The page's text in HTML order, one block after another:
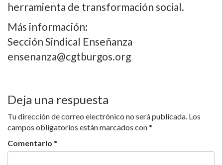
herramienta de transformación social.
Más información:
Sección Sindical Enseñanza
ensenanza@cgtburgos.org
Deja una respuesta
Tu dirección de correo electrónico no será publicada. Los
campos obligatorios están marcados con*
Comentario *